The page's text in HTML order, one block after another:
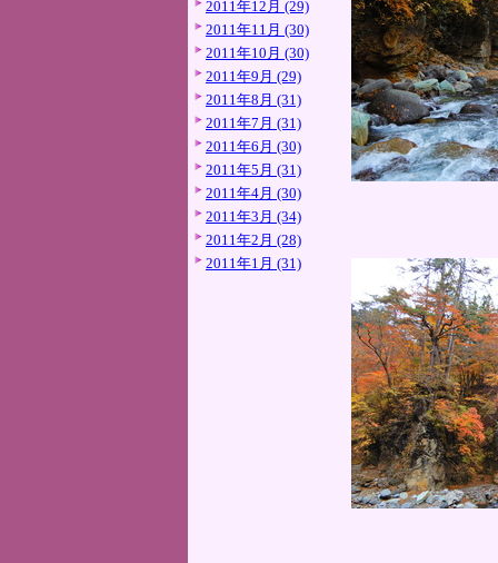
2011年12月 (29)
2011年11月 (30)
2011年10月 (30)
2011年9月 (29)
2011年8月 (31)
2011年7月 (31)
2011年6月 (30)
2011年5月 (31)
2011年4月 (30)
2011年3月 (34)
2011年2月 (28)
2011年1月 (31)